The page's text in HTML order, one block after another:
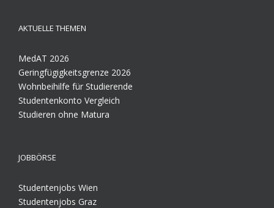
AKTUELLE THEMEN
MedAT 2026
Geringfügigkeitsgrenze 2026
Wohnbeihilfe für Studierende
Studentenkonto Vergleich
Studieren ohne Matura
JOBBÖRSE
Studentenjobs Wien
Studentenjobs Graz